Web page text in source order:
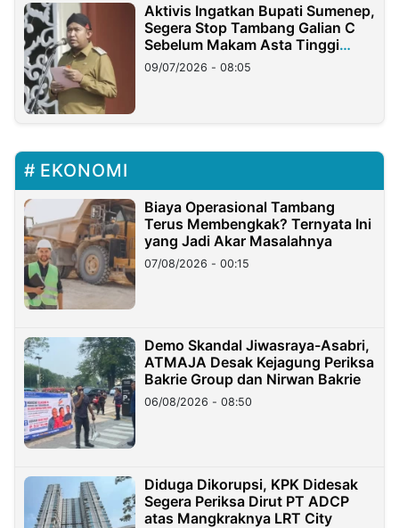
Aktivis Ingatkan Bupati Sumenep,
Segera Stop Tambang Galian C
Sebelum Makam Asta Tinggi
Longsor
09/07/2026 - 08:05
EKONOMI
Biaya Operasional Tambang
Terus Membengkak? Ternyata Ini
yang Jadi Akar Masalahnya
07/08/2026 - 00:15
Demo Skandal Jiwasraya-Asabri,
ATMAJA Desak Kejagung Periksa
Bakrie Group dan Nirwan Bakrie
06/08/2026 - 08:50
Diduga Dikorupsi, KPK Didesak
Segera Periksa Dirut PT ADCP
atas Mangkraknya LRT City